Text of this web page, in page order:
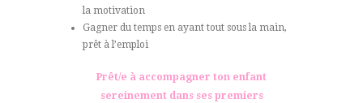
la motivation
Gagner du temps en ayant tout sous la main,
prêt à l’emploi
Prêt/e à accompagner ton enfant
sereinement dans ses premiers